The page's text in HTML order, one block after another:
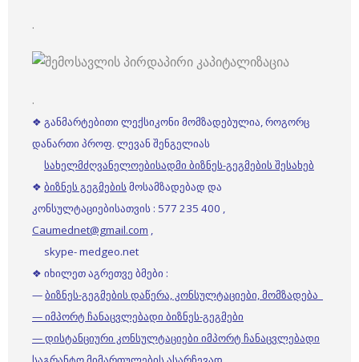
.
.
❖ განმარტებითი ლექსიკონი მომზადებულია, როგორც
დანართი პროფ. ლევან შენგელიას
სახელმძღვანელოებისადმი ბიზნეს-გეგმების შესახებ
❖ ბიზნეს გეგმების მოსამზადებად და
კონსულტაციებისათვის : 577 235 400 ,
Caumednet@gmail.com ,
skype- medgeo.net
❖ იხილეთ აგრეთვე ბმები :
—ბიზნეს-გეგმების დაწერა, კონსულტაციები, მომზადება
— იმპორტ ჩანაცვლებადი ბიზნეს-გეგმები
— დისტანციური კონსულტაციები იმპორტ ჩანაცვლებადი